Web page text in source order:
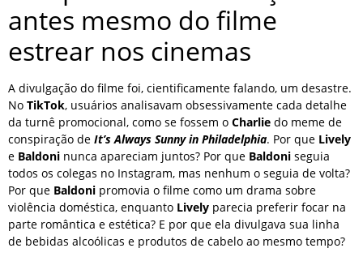
antes mesmo do filme
estrear nos cinemas
A divulgação do filme foi, cientificamente falando, um desastre.
No TikTok, usuários analisavam obsessivamente cada detalhe
da turnê promocional, como se fossem o Charlie do meme de
conspiração de It’s Always Sunny in Philadelphia. Por que Lively
e Baldoni nunca apareciam juntos? Por que Baldoni seguia
todos os colegas no Instagram, mas nenhum o seguia de volta?
Por que Baldoni promovia o filme como um drama sobre
violência doméstica, enquanto Lively parecia preferir focar na
parte romântica e estética? E por que ela divulgava sua linha
de bebidas alcoólicas e produtos de cabelo ao mesmo tempo?